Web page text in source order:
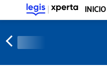
INICIO